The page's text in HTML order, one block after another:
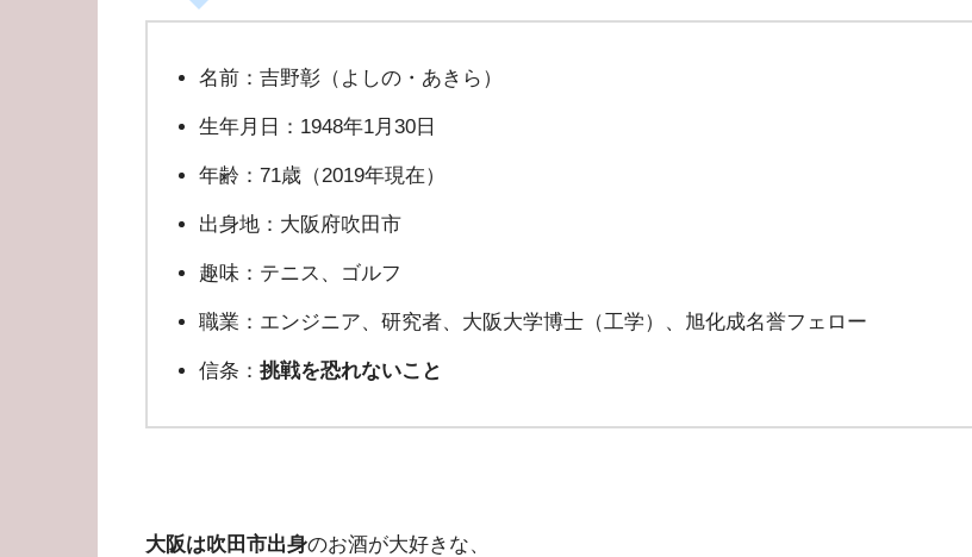
名前：吉野彰（よしの・あきら）
生年月日：1948年1月30日
年齢：71歳（2019年現在）
出身地：大阪府吹田市
趣味：テニス、ゴルフ
職業：エンジニア、研究者、大阪大学博士（工学）、旭化成名誉フェロー
信条： 挑戦を恐れないこと
大阪は吹田市出身のお酒が大好きな、